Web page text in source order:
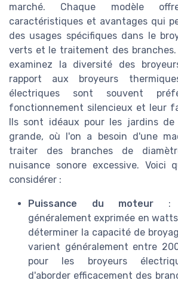
marché. Chaque modèle
caractéristiques et avantages qui
des usages spécifiques dans le
verts et le traitement des branches.
examinez la diversité des
rapport aux broyeurs
électriques sont souvent
fonctionnement silencieux et leur
Ils sont idéaux pour les jardins de
grande, où l'on a besoin d'une
traiter des branches de
nuisance sonore excessive. Voici
considérer :
Puissance du moteur :
généralement exprimée en
déterminer la capacité de
varient généralement entre
pour les broyeurs
d'aborder efficacement des